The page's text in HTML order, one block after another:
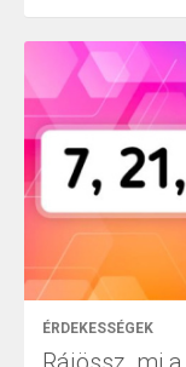
ÉRDEKESSÉGEK